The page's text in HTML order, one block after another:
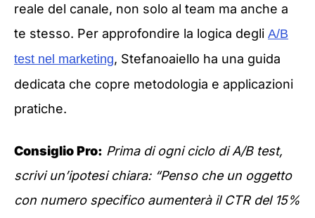
reale del canale, non solo al team ma anche a
te stesso. Per approfondire la logica degli A/B
test nel marketing, Stefanoaiello ha una guida
dedicata che copre metodologia e applicazioni
pratiche.
Consiglio Pro: Prima di ogni ciclo di A/B test,
scrivi un’ipotesi chiara: “Penso che un oggetto
con numero specifico aumenterà il CTR del 15%